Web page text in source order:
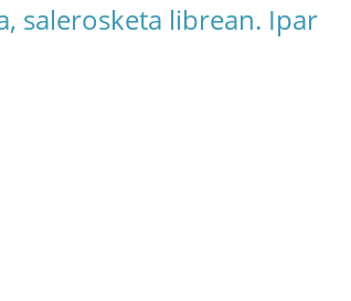
salerosketa librean. Ipar